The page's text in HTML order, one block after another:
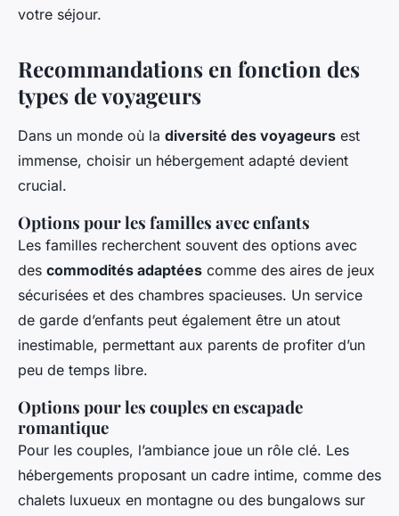
votre séjour.
Recommandations en fonction des
types de voyageurs
Dans un monde où la diversité des voyageurs est
immense, choisir un hébergement adapté devient
crucial.
Options pour les familles avec enfants
Les familles recherchent souvent des options avec
des commodités adaptées comme des aires de jeux
sécurisées et des chambres spacieuses. Un service
de garde d’enfants peut également être un atout
inestimable, permettant aux parents de profiter d’un
peu de temps libre.
Options pour les couples en escapade
romantique
Pour les couples, l’ambiance joue un rôle clé. Les
hébergements proposant un cadre intime, comme des
chalets luxueux en montagne ou des bungalows sur